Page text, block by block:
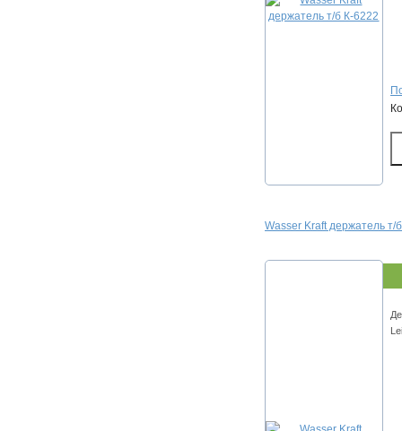
Wasser Kraft держатель т/